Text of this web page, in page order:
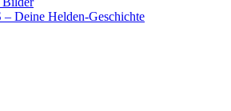
– Deine Helden-Geschichte